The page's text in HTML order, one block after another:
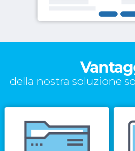
della nostra soluzione